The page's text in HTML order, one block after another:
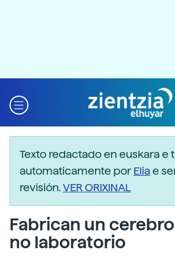
Texto redactado en euskara e
automaticamente porEliae
revisión.VER ORIXINAL
Fabrican un
no laboratorio